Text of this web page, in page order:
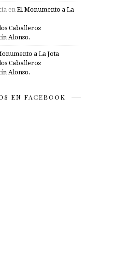
en El Monumento a La
Caballeros
Alonso.
a La Jota
Caballeros
Alonso.
EN FACEBOOK